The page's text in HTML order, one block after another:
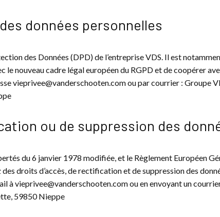
données personnelles
des Données (DPD) de l’entreprise VDS. Il est
le nouveau cadre légal européen du RGPD et de coopérer
vieprivee@vanderschooten.com ou par courrier : Groupe
ou de suppression des
du 6 janvier 1978 modifiée, et le Règlement Européen
droits d’accès, de rectification et de suppression des
à vieprivee@vanderschooten.com ou en envoyant un
59850 Nieppe